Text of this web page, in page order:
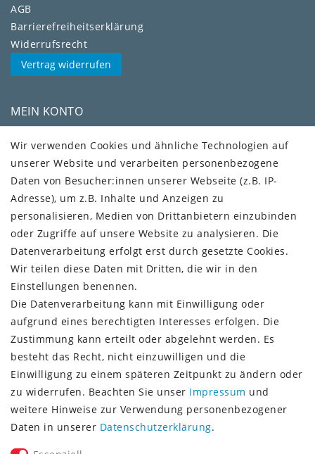
AGB
Barrierefreiheitserklärung
Widerrufs­recht
Vertrag widerrufen
MEIN KONTO
Kundenkonto
VERSAND + SERVICE
Versandinformationen
Rückgabeinformationen
Zahlungsinformationen
Vorkasse (3% Rabatt)
Paypal
Kauf auf Rechnung (Paypalservice)
Lastschrift (Paypalservice)
Kreditkarte (Paypalservice)
SOCIAL MEDIA
Wir verwenden Cookies und ähnliche Technologien auf
unserer Website und verarbeiten personenbezogene
Daten von Besucher:innen unserer Webseite (z.B. IP-
Adresse), um z.B. Inhalte und Anzeigen zu
personalisieren, Medien von Drittanbietern einzubinden
oder Zugriffe auf unsere Website zu analysieren. Die
Datenverarbeitung erfolgt erst durch gesetzte Cookies.
Wir teilen diese Daten mit Dritten, die wir in den
Einstellungen benennen.
Die Datenverarbeitung kann mit Einwilligung oder
aufgrund eines berechtigten Interesses erfolgen. Die
Zustimmung kann erteilt oder abgelehnt werden. Es
besteht das Recht, nicht einzuwilligen und die
Einwilligung zu einem späteren Zeitpunkt zu ändern oder
zu widerrufen. Beachten Sie unser Impressum und
weitere Hinweise zur Verwendung personenbezogener
Daten in unserer Daten­schutz­erklärung.